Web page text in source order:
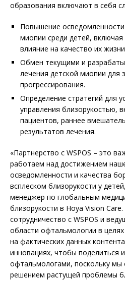
образования включают в себя
Повышение
миопии среди детей,
влияние на качество их
Обмен текущими и
лечения детской миопии для
прогрессирования.
Определение стратегий для
управления близорукостью,
пациентов, раннее
результатов лечения.
«Партнерство с WSPOS – это
работаем над достижением
осведомленности и качества
всплеском близорукости у
менеджер по глобальным
близорукости в Hoya Vision
сотрудничество с WSPOS и
области офтальмологии в
на фактических данных
инновациях, чтобы поделиться
офтальмологами, поскольку
решением растущей проблемы